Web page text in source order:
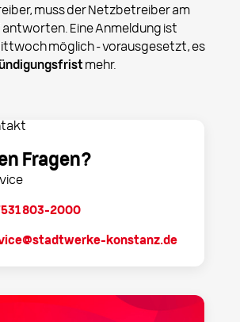
muss der Netzbetreiber am
Eine Anmeldung ist
möglich – vorausgesetzt, es
mehr.
Fragen?
803-2000
konstanz.de